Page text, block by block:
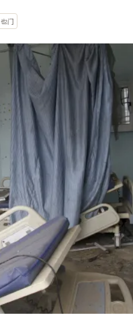
也门